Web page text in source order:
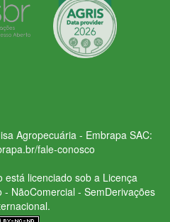
Agropecuária - Embrapa SAC:
fale-conosco
licenciado sob a Licença
NãoComercial - SemDerivações